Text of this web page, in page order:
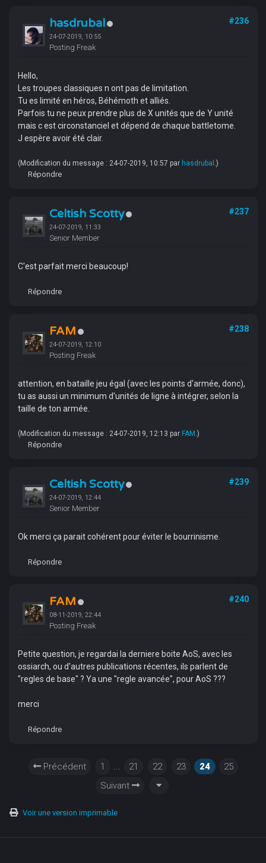
hasdrubal
24-07-2019, 10:55
Posting Freak
#236
Hello,
Les troupes classiques n ont pas de limitation.
Tu es limité en héros, Béhémoth et alliés.
Parfois tu ne peux prendre plus de X unités que de Y unité
mais c est circonstanciel et dépend de chaque battletome.
J espère avoir été clair.
(Modification du message : 24-07-2019, 10:57 par hasdrubal .)
Répondre
Celtish Scotty
24-07-2019, 11:33
Senior Member
#237
C'est parfait merci beaucoup!
Répondre
FAM
24-07-2019, 12:10
Posting Freak
#238
attention, en bataille jeu égal (avec les points d'armée, donc),
tu as aussi un minimum d'unités de ligne à intégrer, selon la
taille de ton armée.
(Modification du message : 24-07-2019, 12:13 par FAM .)
Répondre
Celtish Scotty
24-07-2019, 12:44
Senior Member
#239
Ok merci ça parait cohérent pour éviter le bourrinisme.
Répondre
FAM
08-11-2019, 22:44
Posting Freak
#240
Petite question, je regardai la derniere boite AoS, avec les
ossiarch, ou d'autres publications récentes, ils parlent de
"regles de base" ? Ya une "regle avancée", pour AoS ???
merci
Répondre
Précédent 1 ... 21 22 23 24
25
Suivant
Voir une version imprimable